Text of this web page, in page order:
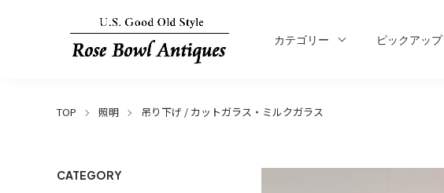
カテゴリー ピックアップ
TOP 照明 吊り下げ / カットガラス・ミルクガラス
CATEGORY